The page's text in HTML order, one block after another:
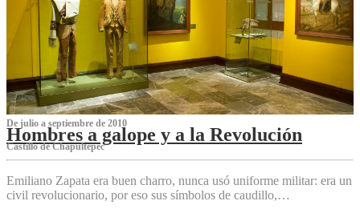
De julio a septiembre de 2010
Hombres a galope y a la Revolución
Castillo de Chapultepec
Emiliano Zapata era buen charro, nunca usó uniforme militar: era un
civil revolucionario, por eso sus símbolos de caudillo,…